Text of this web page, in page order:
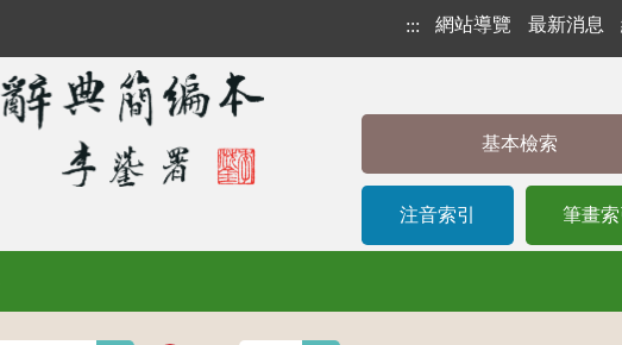
::: 網站導覽 最新消息
基本檢索
注音索引 筆畫索